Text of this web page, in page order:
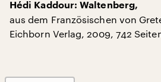
Hédi Kaddour: Waltenberg,
aus dem Französischen von
Eichborn Verlag, 2009, 742